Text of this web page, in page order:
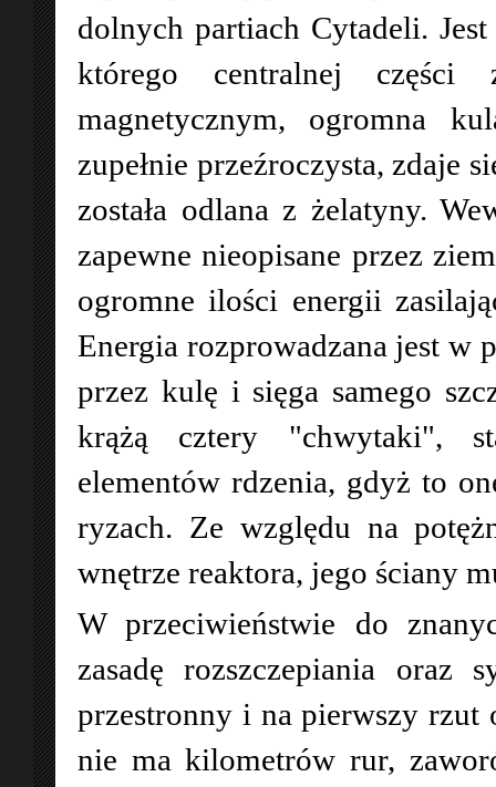
dolnych partiach Cytadeli.
którego centralnej
magnetycznym, ogromna
zupełnie przeźroczysta, zdaje
została odlana z żelatyny.
zapewne nieopisane przez
ogromne ilości energii
Energia rozprowadzana jest
przez kulę i sięga samego
krążą cztery "chwytaki",
elementów rdzenia, gdyż to
ryzach. Ze względu na
wnętrze reaktora, jego ściany
W przeciwieństwie do
zasadę rozszczepiania oraz
przestronny i na pierwszy rzut
nie ma kilometrów rur,